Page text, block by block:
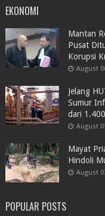
EKONOMI
Mantan
Pusat
Korupsi
August
Jelang
Sumur
dari
August
Mayat
Hindoli
August
POPULAR POSTS